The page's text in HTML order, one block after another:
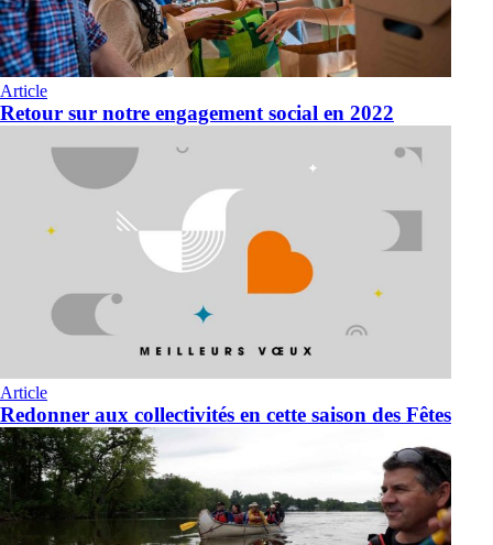
Article
Retour sur notre engagement social en 2022
Article
Redonner aux collectivités en cette saison des Fêtes